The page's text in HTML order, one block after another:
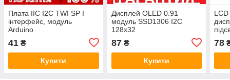
Плата IIC I2C TWI SP I
інтерфейс, модуль
Arduino
41 ₴
Купити
Дисплей OLED 0.91
модуль SSD1306 I2C
128x32
87₴
Купити
78